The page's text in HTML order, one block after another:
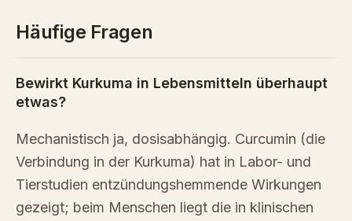
Häufige Fragen
Bewirkt Kurkuma in Lebensmitteln überhaupt
etwas?
Mechanistisch ja, dosisabhängig. Curcumin (die
Verbindung in der Kurkuma) hat in Labor- und
Tierstudien entzündungshemmende Wirkungen
gezeigt; beim Menschen liegt die in klinischen